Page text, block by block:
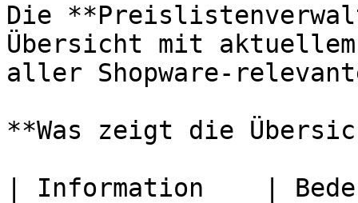
Die
Übersicht mit
aller Shopware-
**Was zeigt die
| Information    |